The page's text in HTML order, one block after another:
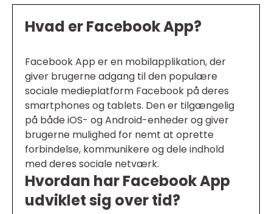
Hvad er Facebook App?
Facebook App er en mobilapplikation, der
giver brugerne adgang til den populære
sociale medieplatform Facebook på deres
smartphones og tablets. Den er tilgængelig
på både iOS- og Android-enheder og giver
brugerne mulighed for nemt at oprette
forbindelse, kommunikere og dele indhold
med deres sociale netværk.
Hvordan har Facebook App
udviklet sig over tid?